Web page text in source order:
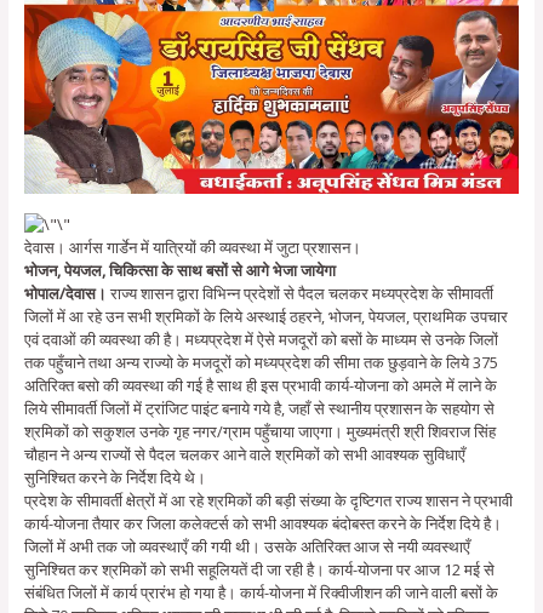
देवास। आर्गस गार्डेन में यात्रियों की व्यवस्था में जुटा प्रशासन।
भोजन, पेयजल, चिकित्सा के साथ बसों से आगे भेजा जायेगा
भोपाल/देवास। राज्य शासन द्वारा विभिन्न प्रदेशों से पैदल चलकर मध्यप्रदेश के सीमावर्ती
जिलों में आ रहे उन सभी श्रमिकों के लिये अस्थाई ठहरने, भोजन, पेयजल, प्राथमिक उपचार
एवं दवाओं की व्यवस्था की है। मध्यप्रदेश में ऐसे मजदूरों को बसों के माध्यम से उनके जिलों
तक पहुँचाने तथा अन्य राज्यो के मजदूरों को मध्यप्रदेश की सीमा तक छुड़वाने के लिये 375
अतिरिक्त बसो की व्यवस्था की गई है साथ ही इस प्रभावी कार्य-योजना को अमले में लाने के
लिये सीमावर्ती जिलों में ट्रांजिट पाइंट बनाये गये है, जहाँ से स्थानीय प्रशासन के सहयोग से
श्रमिकों को सकुशल उनके गृह नगर/ग्राम पहुँचाया जाएगा। मुख्यमंत्री श्री शिवराज सिंह
चौहान ने अन्य राज्यों से पैदल चलकर आने वाले श्रमिकों को सभी आवश्यक सुविधाएँ
सुनिश्चित करने के निर्देश दिये थे।
प्रदेश के सीमावर्ती क्षेत्रों में आ रहे श्रमिकों की बड़ी संख्या के दृष्टिगत राज्य शासन ने प्रभावी
कार्य-योजना तैयार कर जिला कलेक्टर्स को सभी आवश्यक बंदोबस्त करने के निर्देश दिये है।
जिलों में अभी तक जो व्यवस्थाएँ की गयी थी। उसके अतिरिक्त आज से नयी व्यवस्थाएँ
सुनिश्चित कर श्रमिकों को सभी सहूलियतें दी जा रही है। कार्य-योजना पर आज 12 मई से
संबंधित जिलों में कार्य प्रारंभ हो गया है। कार्य-योजना में रिक्वीजीशन की जाने वाली बसों के